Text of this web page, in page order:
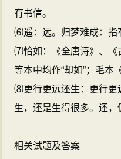
有书信。
⑹遥：远。归梦难成：指
⑺恰如：《全唐诗》、《
等本中均作“却如”；毛本
⑻更行更远还生：更行更
生，还是生得很多。还，
相关试题及答案